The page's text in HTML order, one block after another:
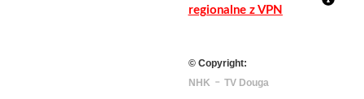
regionalne z VPN
© Copyright:
NHK - TV Douga